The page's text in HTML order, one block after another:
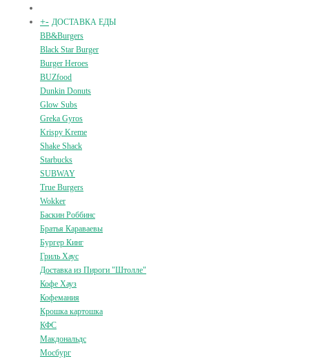
+- ДОСТАВКА ЕДЫ
BB&Burgers
Black Star Burger
Burger Heroes
BUZfood
Dunkin Donuts
Glow Subs
Greka Gyros
Krispy Kreme
Shake Shack
Starbucks
SUBWAY
True Burgers
Wokker
Баскин Роббинс
Братья Караваевы
Бургер Кинг
Гриль Хаус
Доставка из Пироги "Штолле"
Кофе Хауз
Кофемания
Крошка картошка
КФС
Макдональдс
Мосбург